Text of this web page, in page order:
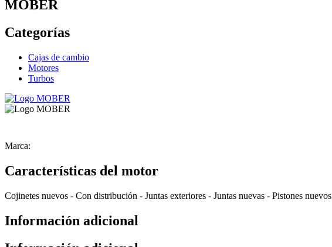
MOBER
Categorías
Cajas de cambio
Motores
Turbos
Marca:
Características del motor
Cojinetes nuevos - Con distribución - Juntas exteriores - Juntas nuevas - Pistones nuevos
Información adicional